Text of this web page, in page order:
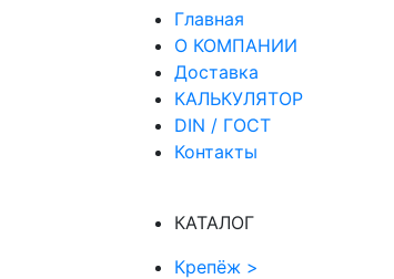
Главная
О КОМПАНИИ
Доставка
КАЛЬКУЛЯТОР
DIN / ГОСТ
Контакты
КАТАЛОГ
Крепёж >